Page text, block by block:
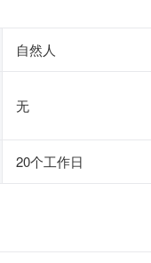
自然人
无
20个工作日